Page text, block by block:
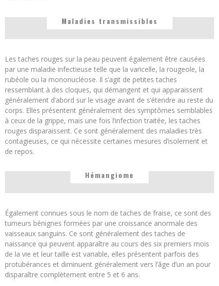
Maladies transmissibles
Les taches rouges sur la peau peuvent également être causées
par une maladie infectieuse telle que la varicelle, la rougeole, la
rubéole ou la mononucléose. Il s’agit de petites taches
ressemblant à des cloques, qui démangent et qui apparaissent
généralement d’abord sur le visage avant de s’étendre au reste du
corps. Elles présentent généralement des symptômes semblables
à ceux de la grippe, mais une fois l’infection traitée, les taches
rouges disparaissent. Ce sont généralement des maladies très
contagieuses, ce qui nécessite certaines mesures d’isolement et
de repos.
Hémangiome
Également connues sous le nom de taches de fraise, ce sont des
tumeurs bénignes formées par une croissance anormale des
vaisseaux sanguins. Ce sont généralement des taches de
naissance qui peuvent apparaître au cours des six premiers mois
de la vie et leur taille est variable, elles présentent parfois des
protubérances et diminuent généralement vers l’âge d’un an pour
disparaître complètement entre 5 et 6 ans.